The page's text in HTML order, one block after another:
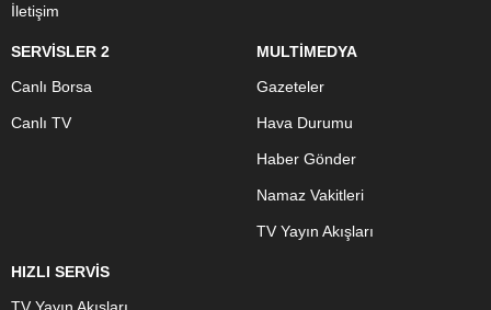
İletişim
SERVİSLER 2
Canlı Borsa
Canlı TV
MULTİMEDYA
Gazeteler
Hava Durumu
Haber Gönder
Namaz Vakitleri
TV Yayın Akışları
HIZLI SERVİS